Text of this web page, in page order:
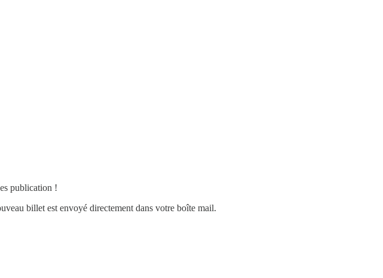
publication !
billet est envoyé directement dans votre boîte mail.